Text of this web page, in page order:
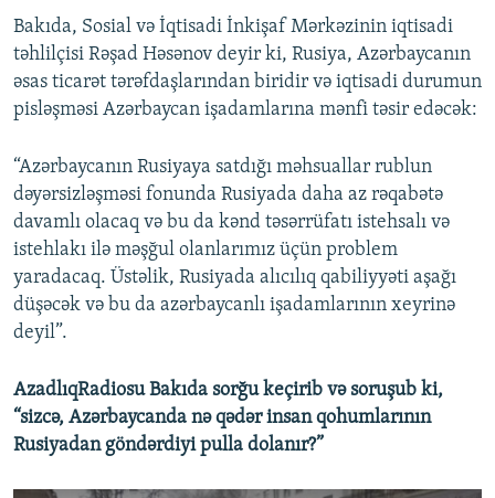
Bakıda, Sosial və İqtisadi İnkişaf Mərkəzinin iqtisadi
təhlilçisi Rəşad Həsənov deyir ki, Rusiya, Azərbaycanın
əsas ticarət tərəfdaşlarından biridir və iqtisadi durumun
pisləşməsi Azərbaycan işadamlarına mənfi təsir edəcək:
“Azərbaycanın Rusiyaya satdığı məhsuallar rublun
dəyərsizləşməsi fonunda Rusiyada daha az rəqabətə
davamlı olacaq və bu da kənd təsərrüfatı istehsalı və
istehlakı ilə məşğul olanlarımız üçün problem
yaradacaq. Üstəlik, Rusiyada alıcılıq qabiliyyəti aşağı
düşəcək və bu da azərbaycanlı işadamlarının xeyrinə
deyil”.
AzadlıqRadiosu Bakıda sorğu keçirib və soruşub ki,
“sizcə, Azərbaycanda nə qədər insan qohumlarının
Rusiyadan göndərdiyi pulla dolanır?”